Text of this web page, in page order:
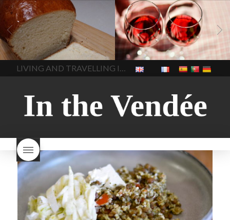
Recepten Wonen
baken in
Frankrijk bakken in de
Vendee
brood bakken
brood met gist gist brood
het beste brood hoe moet
ik brood bakken is melk
brood gezond is melkbrood
gezond mama's brood melk
brood melk brood en
wat is melkbrood
zijn melk
brood en brioche hetzelfde
brood
In The Vendee
Blog Wonen beaujolais
2022 Beaujolais Nouveau
2022 De wijnmakers laten
de druiventrossen gisten in
een anaërobe donderdag
17 november 2022 is
beaujolais dag hoe lang is
Beaujolais Nouveau
houdbaar hoeveel flessen
verkocht
is Beaujolais
Nouveau een fruitige wijn
kooldioxiderijke omgeving.
rose beaujolais nouveau
waar smaakt Beaujolais
Nouveau naar? wat is
Beaujolais Nouveau
wanneer is beaujolais dag
wanneer is beaujolais
nouveau dag Wat is de dag
van Beaujolais Nouveau
wat
In The Vendee
LIVING AND TRAVELLING IN THE VENDÉE